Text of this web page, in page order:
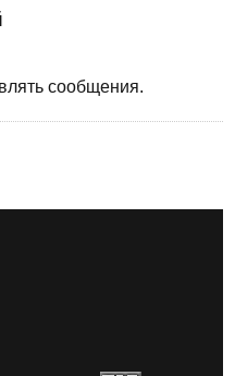
сообщения.